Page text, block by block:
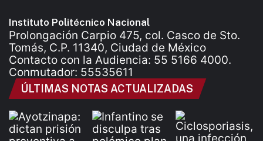
Instituto Politécnico Nacional
Prolongación Carpio 475, col. Casco de Sto.
Tomás, C.P. 11340, Ciudad de México
Contacto con la Audiencia: 55 5166 4000.
Conmutador: 55535611
ÚLTIMAS NOTAS ACTUALIZADAS